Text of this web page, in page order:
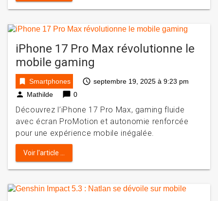
iPhone 17 Pro Max révolutionne le
mobile gaming
bookmark Smartphones access_time septembre 19, 2025 à 9:23 pm
person Mathilde chat_bubble 0
Découvrez l’iPhone 17 Pro Max, gaming fluide
avec écran ProMotion et autonomie renforcée
pour une expérience mobile inégalée.
Voir l'article ...